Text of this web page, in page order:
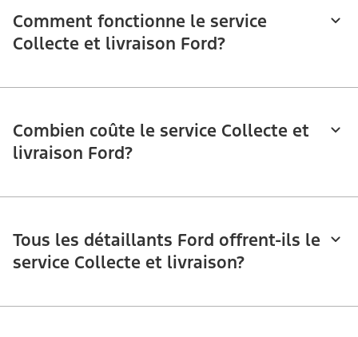
Comment fonctionne le service
Collecte et livraison Ford?
Combien coûte le service Collecte et
livraison Ford?
Tous les détaillants Ford offrent-ils le
service Collecte et livraison?